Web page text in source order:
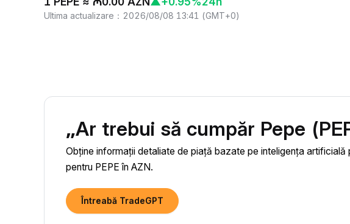
Ultima actualizare ： 2026/08/08 13:41 (GMT+0)
„Ar trebui să cumpăr Pepe
Obține informații detaliate de piață bazate pe inteligența
pentru PEPE în AZN.
Întreabă TradeGPT